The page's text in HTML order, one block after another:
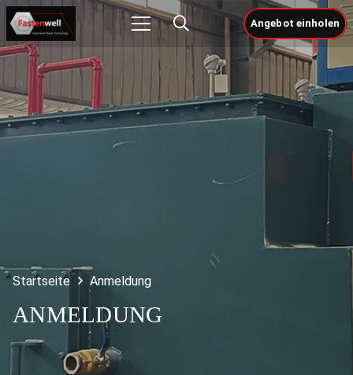
Angebot einholen
Startseite Anmeldung
ANMELDUNG